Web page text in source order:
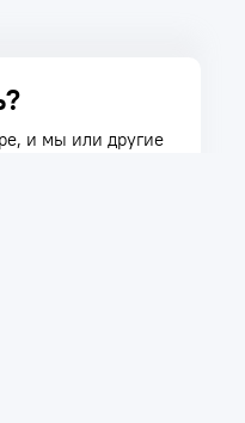
и мы или другие